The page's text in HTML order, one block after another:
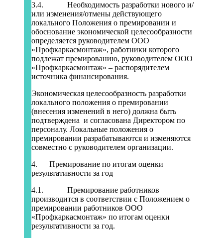
3.4. Необходимость разработки нового и/
или изменения/отмены действующего
локального Положения о премировании и
обоснование экономической целесообразности
определяется руководителем ООО
«Профкаркасмонтаж», работники которого
подлежат премированию, руководителем ООО
«Профкаркасмонтаж» – распорядителем
источника финансирования.
Экономическая целесообразность разработки
локального положения о премировании
(внесения изменений в него) должна быть
подтверждена и согласована Директором по
персоналу. Локальные положения о
премировании разрабатываются и изменяются
совместно с руководителем организации.
4. Премирование по итогам оценки
результативности за год
4.1. Премирование работников
производится в соответствии с Положением о
премировании работников ООО
«Профкаркасмонтаж» по итогам оценки
результативности за год.